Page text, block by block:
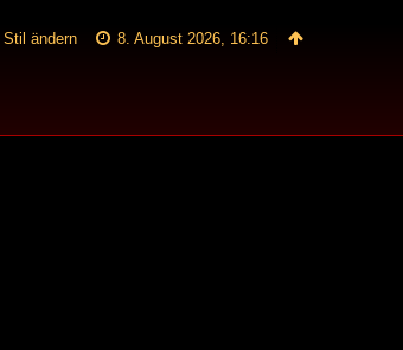
8. August 2026, 16:16
Stil ändern